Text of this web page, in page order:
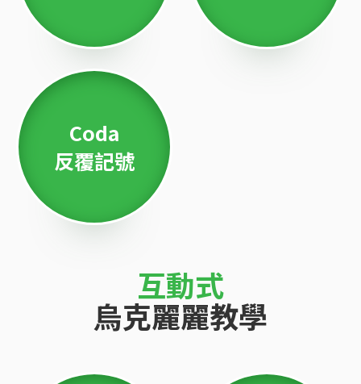
Coda
反覆記號
互動式
烏克麗麗教學